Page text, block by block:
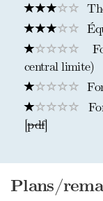
central limite)
[pdf]
Plans/